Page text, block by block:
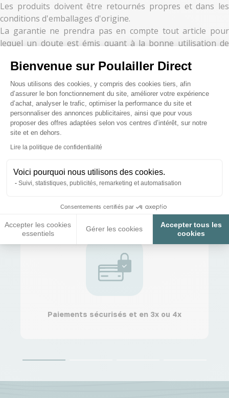
Bienvenue sur Poulailler Direct
Plateforme de Gestion du
Nous utilisons des cookies, y compris des cookies tiers, afin
d’assurer le bon fonctionnement du site, améliorer votre expérience
d’achat, analyser le trafic, optimiser la performance du site et
personnaliser des annonces publicitaires, ainsi que pour vous
proposer des offres adaptées selon vos centres d’intérêt, sur notre
site et en dehors.
Lire la politique de confidentialité
Voici pourquoi nous utilisons des cookies.
Suivi, statistiques, publicités, remarketing et automatisation
Consentements certifiés par
Accepter les cookies
essentiels
Gérer les cookies
Accepter tous les
cookies
Axeptio consent
Les produits doivent être retournés propres et dans les
conditions d'emballages d'origine.
La garantie ne prendra pas en compte tout article pour
lequel un doute est émis quant à la bonne utilisation de
Poulailler-Direct.fr se réserve le droit de remplacer les pièces
ou produits défectueux par des pièces ou produits neufs
ou révisés.
Poulailler-direct.fr s’engage à vous informer par courrier de
- La non-application de la garantie du produit.
- La demande d’instruction concernant le devenir du produit
produit sera détruit selon la réglementation en vigueur.
Paiements sécurisés et en 3x ou 4x